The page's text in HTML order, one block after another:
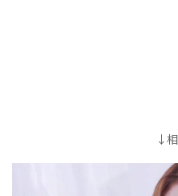
↓